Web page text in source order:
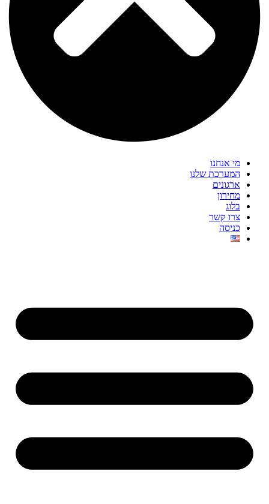
מי אנחנו
המערכת שלנו
ארגונים
מחירון
בלוג
צרו קשר
כניסה